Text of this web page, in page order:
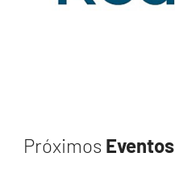
Próximos Eventos